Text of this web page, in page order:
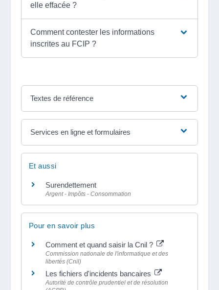
elle effacée ?
Comment contester les informations
inscrites au FCIP ?
Textes de référence
Services en ligne et formulaires
Et aussi
Surendettement
Argent - Impôts - Consommation
Pour en savoir plus
Comment et quand saisir la Cnil ?
Commission nationale de l'informatique et des
libertés (Cnil)
Les fichiers d'incidents bancaires
Autorité de contrôle prudentiel et de résolution